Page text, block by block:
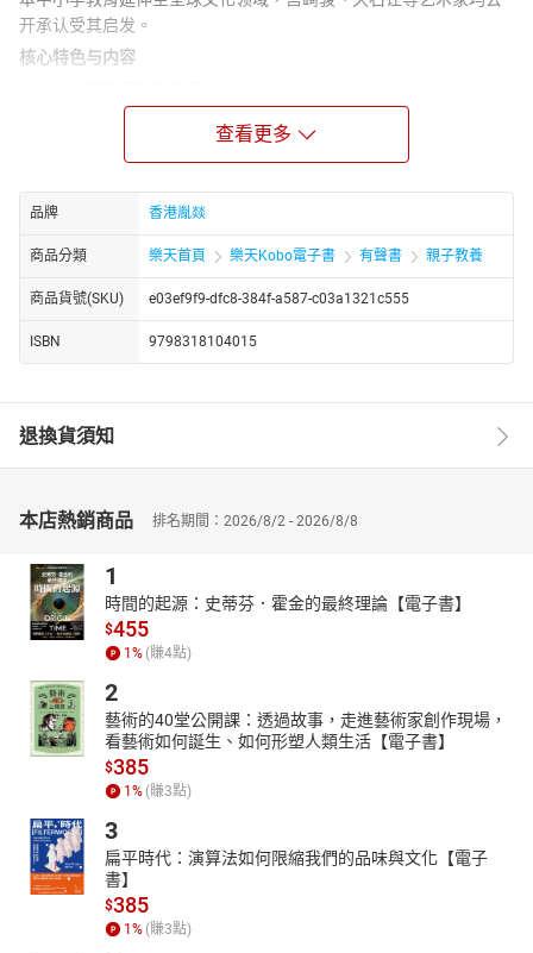
开承认受其启发。
核心特色与内容
宫泽贤治的童话构建了“伊哈托布”这一理想乡，将岩手县的自
然风土与奇幻想象融合。例如《银河铁道之夜》通过少年乔
班尼的星际之旅探讨生死与幸福；《风之又三郎》以传说中
“风之子”的意象展现童真与自然的神秘联系。他的故事常以动
物、植物甚至自然现象为主角，如《猫儿事务所》借猫科官
僚的职场斗争讽刺社会阶层固化，而《夜鹰之星》则通过夜
宗教哲思与生命观
受日莲宗佛教影响，宫泽贤治的作品贯穿“生命一体论”与菩萨
道思想。《银河铁道之夜》中天蝎献身化作永恒火焰的典
神；《夜鹰之星》则通过主角的忍辱修行，表达对众生平等
的追求。
事中揭露人类对自然的掠夺，呼吁和谐共生；《要求繁多的
餐厅》则以荒诞情节批判贪婪与虚荣。他的童话常以开放式
结局引发思考，如《橡子与山猫》通过橡子们的争吵讽刺人
类的无谓争端。
文学影响与版本流变
宫泽贤治生前自费出版《要求繁多的餐厅》（1924年），逝世后留
次改编为影视与音乐作品，如久石让的《银河铁道之夜》印象专
辑。中文译本版本丰富，如北京理工大学出版社的彩绘精装版
（2020年）收录20篇经典，上海译文出版社的《银河铁道之夜》
（2018年）则聚焦哲学名篇。2020年后，多篇作品被列入中国教育
作者背景与创作意义
宫泽贤治短暂的一生致力于农村改革，37岁因肺病早逝。他的童话
融合个人创伤（如妹妹早逝）、关东大地震等历史事件，以及农民
生活的苦难体验。尽管生前寂寂无名，死后却被评为“千年日本文学
查看更多
品牌 香港胤燚
商品分類 樂天首頁 樂天Kobo電子書 有聲書 親子教養
商品貨號(SKU) e03ef9f9-dfc8-384f-a587-c03a1321c555
ISBN 9798318104015
退換貨須知
本店熱銷商品 排名期間：2026/8/2 - 2026/8/8
1
時間的起源：史蒂芬．霍金的最終理論【電子書】
$455
1 % (賺4點)
2
藝術的40堂公開課：透過故事，走進藝術家創作現場，
看藝術如何誕生、如何形塑人類生活【電子書】
$385
1 % (賺3點)
3
扁平時代：演算法如何限縮我們的品味與文化【電子
書】
$385
1 % (賺3點)